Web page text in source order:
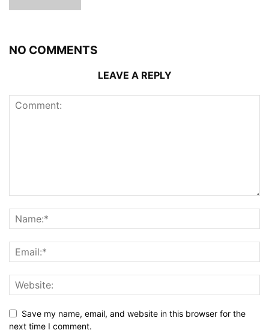
NO COMMENTS
LEAVE A REPLY
Save my name, email, and website in this browser for the
next time I comment.